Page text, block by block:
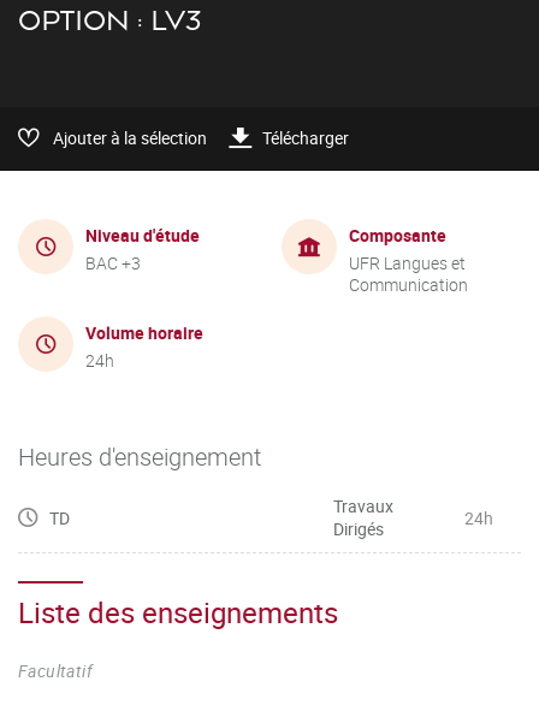
OPTION : LV3
Ajouter à la sélection Télécharger
Niveau d'étude
BAC +3
Composante
UFR Langues et
Communication
Volume horaire
24h
Heures d'enseignement
TD
Travaux
Dirigés
24h
Liste des enseignements
Facultatif